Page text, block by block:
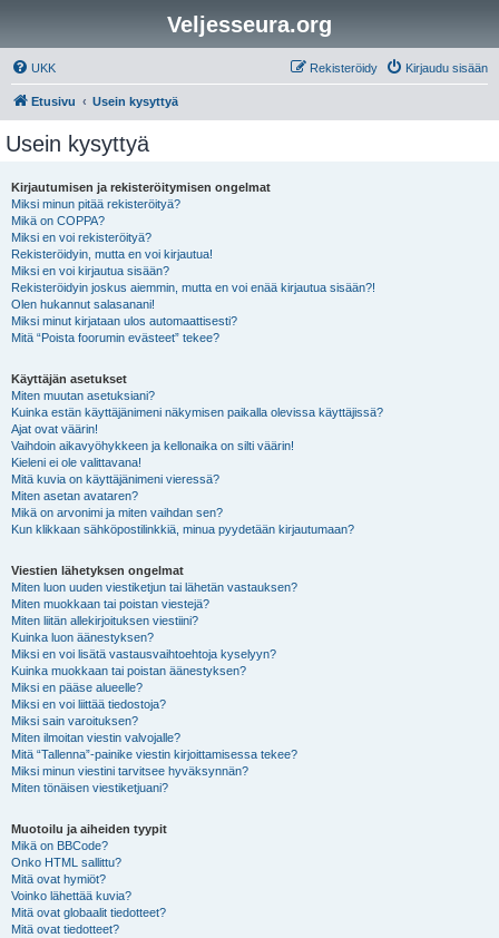
Veljesseura.org
UKK Kirjaudu sisään
Rekisteröidy
Etusivu Usein kysyttyä
Usein kysyttyä
Kirjautumisen ja rekisteröitymisen ongelmat
Miksi minun pitää rekisteröityä?
Mikä on COPPA?
Miksi en voi rekisteröityä?
Rekisteröidyin, mutta en voi kirjautua!
Miksi en voi kirjautua sisään?
Rekisteröidyin joskus aiemmin, mutta en voi enää kirjautua sisään?!
Olen hukannut salasanani!
Miksi minut kirjataan ulos automaattisesti?
Mitä “Poista foorumin evästeet” tekee?
Käyttäjän asetukset
Miten muutan asetuksiani?
Kuinka estän käyttäjänimeni näkymisen paikalla olevissa käyttäjissä?
Ajat ovat väärin!
Vaihdoin aikavyöhykkeen ja kellonaika on silti väärin!
Kieleni ei ole valittavana!
Mitä kuvia on käyttäjänimeni vieressä?
Miten asetan avataren?
Mikä on arvonimi ja miten vaihdan sen?
Kun klikkaan sähköpostilinkkiä, minua pyydetään kirjautumaan?
Viestien lähetyksen ongelmat
Miten luon uuden viestiketjun tai lähetän vastauksen?
Miten muokkaan tai poistan viestejä?
Miten liitän allekirjoituksen viestiini?
Kuinka luon äänestyksen?
Miksi en voi lisätä vastausvaihtoehtoja kyselyyn?
Kuinka muokkaan tai poistan äänestyksen?
Miksi en pääse alueelle?
Miksi en voi liittää tiedostoja?
Miksi sain varoituksen?
Miten ilmoitan viestin valvojalle?
Mitä “Tallenna”-painike viestin kirjoittamisessa tekee?
Miksi minun viestini tarvitsee hyväksynnän?
Miten tönäisen viestiketjuani?
Muotoilu ja aiheiden tyypit
Mikä on BBCode?
Onko HTML sallittu?
Mitä ovat hymiöt?
Voinko lähettää kuvia?
Mitä ovat globaalit tiedotteet?
Mitä ovat tiedotteet?